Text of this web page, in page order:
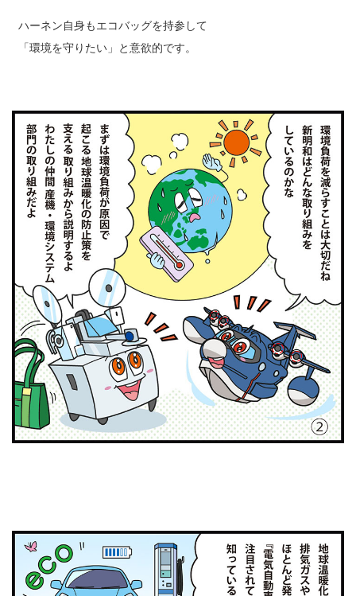
ハーネン自身もエコバッグを持参して
「環境を守りたい」と意欲的です。